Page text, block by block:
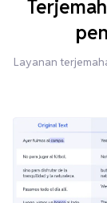
Layanan